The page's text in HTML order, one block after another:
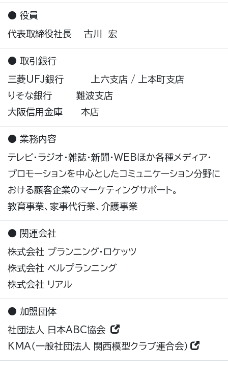
● 役員
代表取締役社長 古川 宏
● 取引銀行
三菱UFJ銀行 上六支店 / 上本町支店
りそな銀行 難波支店
大阪信用金庫 本店
● 業務内容
テレビ・ラジオ・雑誌・新聞・WEBほか各種メディア・
プロモーションを中心としたコミュニケーション分野に
おける顧客企業のマーケティングサポート。
教育事業、家事代行業、介護事業
● 関連会社
株式会社 プランニング・ロケッツ
株式会社 ベルプランニング
株式会社 リアル
● 加盟団体
社団法人 日本ABC協会
KMA（一般社団法人 関西模型クラブ連合会）